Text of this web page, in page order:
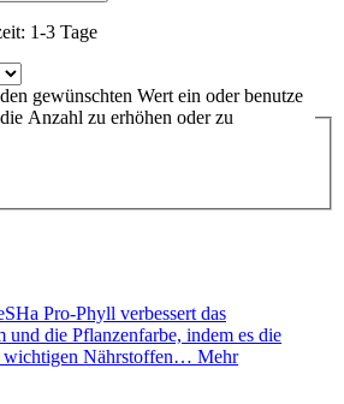
1-3 Tage
gewünschten Wert ein oder benutze
Anzahl zu erhöhen oder zu
Pro-Phyll verbessert das
und die Pflanzenfarbe, indem es die
wichtigen Nährstoffen… Mehr